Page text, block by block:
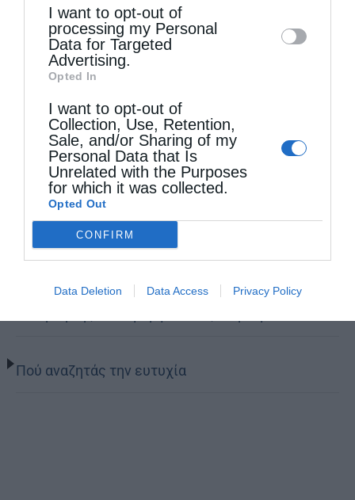
disclose it to other third parties.
I want to opt-out of
processing my Personal
Data for Targeted
Advertising.
Opted In
I want to opt-out of
Collection, Use, Retention,
Sale, and/or Sharing of my
Personal Data that Is
Unrelated with the Purposes
for which it was collected.
Opted Out
CONFIRM
Data Deletion Data Access Privacy Policy
Τελευταία άρθρα
Ηθική ελευθερία
Οι εθελοντές του Ελληνικού Ερυθρού Σταυρού
διέσωσαν δεκάδες οικόσιτα και άγρια ζώα στα
πύρινα μέτωπα της Δ. Αττικής
Η Εξομολόγηση
Πού αναζητάς την ευτυχία